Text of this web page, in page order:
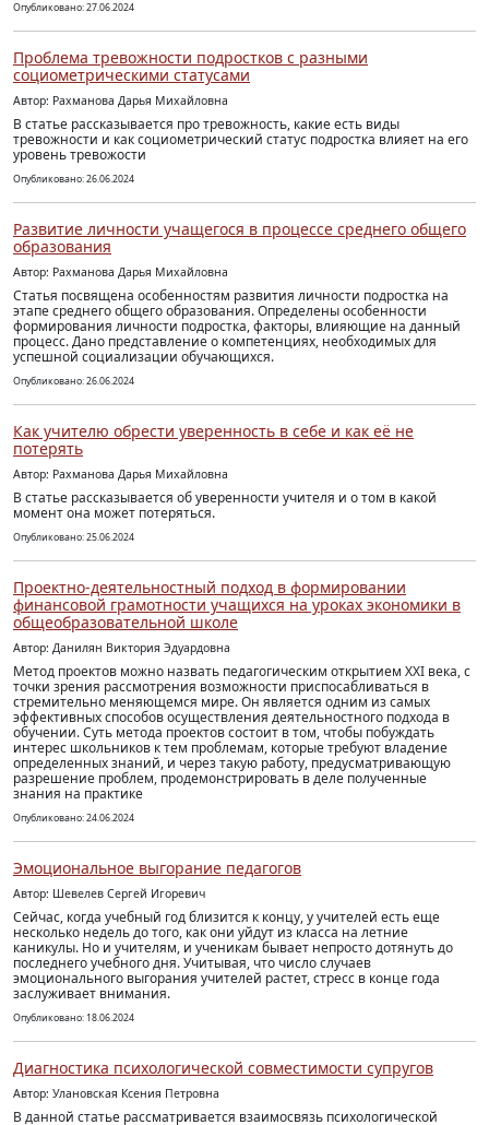
Опубликовано: 27.06.2024
Проблема тревожности подростков с разными
социометрическими статусами
Автор: Рахманова Дарья Михайловна
В статье рассказывается про тревожность, какие есть виды
тревожности и как социометрический статус подростка влияет на его
уровень тревожости
Опубликовано: 26.06.2024
Развитие личности учащегося в процессе среднего общего
образования
Автор: Рахманова Дарья Михайловна
Статья посвящена особенностям развития личности подростка на
этапе среднего общего образования. Определены особенности
формирования личности подростка, факторы, влияющие на данный
процесс. Дано представление о компетенциях, необходимых для
успешной социализации обучающихся.
Опубликовано: 26.06.2024
Как учителю обрести уверенность в себе и как её не
потерять
Автор: Рахманова Дарья Михайловна
В статье рассказывается об уверенности учителя и о том в какой
момент она может потеряться.
Опубликовано: 25.06.2024
Проектно-деятельностный подход в формировании
финансовой грамотности учащихся на уроках экономики в
общеобразовательной школе
Автор: Данилян Виктория Эдуардовна
Метод проектов можно назвать педагогическим открытием XXI века, с
точки зрения рассмотрения возможности приспосабливаться в
стремительно меняющемся мире. Он является одним из самых
эффективных способов осуществления деятельностного подхода в
обучении. Суть метода проектов состоит в том, чтобы побуждать
интерес школьников к тем проблемам, которые требуют владение
определенных знаний, и через такую работу, предусматривающую
разрешение проблем, продемонстрировать в деле полученные
знания на практике
Опубликовано: 24.06.2024
Эмоциональное выгорание педагогов
Автор: Шевелев Сергей Игоревич
Сейчас, когда учебный год близится к концу, у учителей есть еще
несколько недель до того, как они уйдут из класса на летние
каникулы. Но и учителям, и ученикам бывает непросто дотянуть до
последнего учебного дня. Учитывая, что число случаев
эмоционального выгорания учителей растет, стресс в конце года
заслуживает внимания.
Опубликовано: 18.06.2024
Диагностика психологической совместимости супругов
Автор: Улановская Ксения Петровна
В данной статье рассматривается взаимосвязь психологической